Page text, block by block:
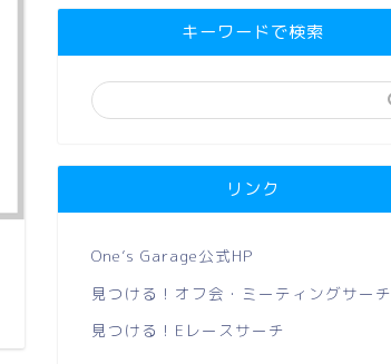
キーワードで検索
リンク
One’s Garage公式HP
見つける！オフ会・ミーティングサーチ
見つける！Eレースサーチ